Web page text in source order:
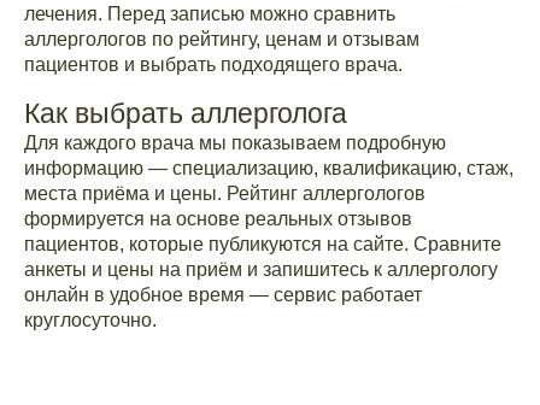
лечения. Перед записью можно сравнить
аллергологов по рейтингу, ценам и отзывам
пациентов и выбрать подходящего врача.
Как выбрать аллерголога
Для каждого врача мы показываем подробную
информацию — специализацию, квалификацию, стаж,
места приёма и цены. Рейтинг аллергологов
формируется на основе реальных отзывов
пациентов, которые публикуются на сайте. Сравните
анкеты и цены на приём и запишитесь к аллергологу
онлайн в удобное время — сервис работает
круглосуточно.